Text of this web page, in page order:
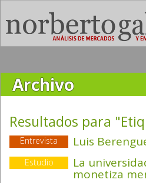
Archivo
Resultados para
Entrevista Luis
Estudio
La
monetiza